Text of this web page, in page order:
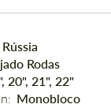
Rússia
Rodas
20", 21", 22"
Monobloco